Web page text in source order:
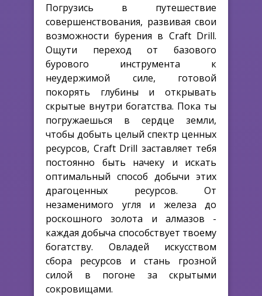
Погрузись в путешествие
совершенствования, развивая свои
возможности бурения в Craft Drill.
Ощути переход от базового
бурового инструмента к
неудержимой силе, готовой
покорять глубины и открывать
скрытые внутри богатства. Пока ты
погружаешься в сердце земли,
чтобы добыть целый спектр ценных
ресурсов, Craft Drill заставляет тебя
постоянно быть начеку и искать
оптимальный способ добычи этих
драгоценных ресурсов. От
незаменимого угля и железа до
роскошного золота и алмазов -
каждая добыча способствует твоему
богатству. Овладей искусством
сбора ресурсов и стань грозной
силой в погоне за скрытыми
сокровищами.